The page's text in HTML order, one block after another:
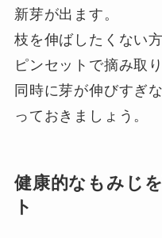
新芽が出ます。
枝を伸ばしたくない
ピンセットで摘み取
同時に芽が伸びすぎ
っておきましょう。
健康的なもみじ
ト